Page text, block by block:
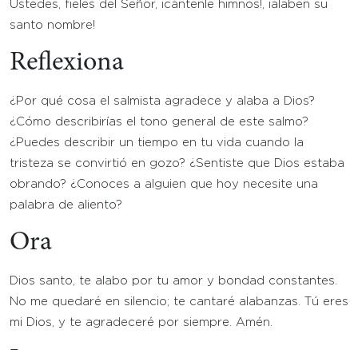
Ustedes, fieles del Señor, ¡cántenle himnos!, ¡alaben su
santo nombre!
Reflexiona
¿Por qué cosa el salmista agradece y alaba a Dios?
¿Cómo describirías el tono general de este salmo?
¿Puedes describir un tiempo en tu vida cuando la
tristeza se convirtió en gozo? ¿Sentiste que Dios estaba
obrando? ¿Conoces a alguien que hoy necesite una
palabra de aliento?
Ora
Dios santo, te alabo por tu amor y bondad constantes.
No me quedaré en silencio; te cantaré alabanzas. Tú eres
mi Dios, y te agradeceré por siempre. Amén.